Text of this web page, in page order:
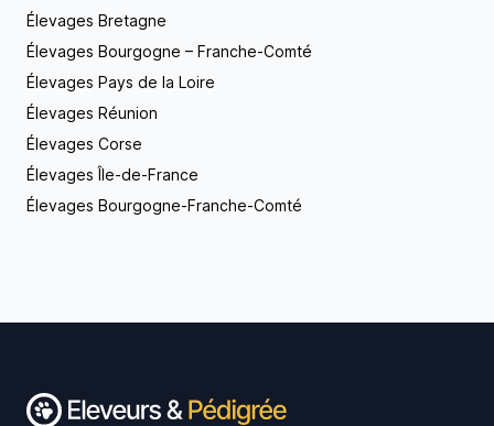
Élevages Bretagne
Élevages Bourgogne – Franche-Comté
Élevages Pays de la Loire
Élevages Réunion
Élevages Corse
Élevages Île-de-France
Élevages Bourgogne-Franche-Comté